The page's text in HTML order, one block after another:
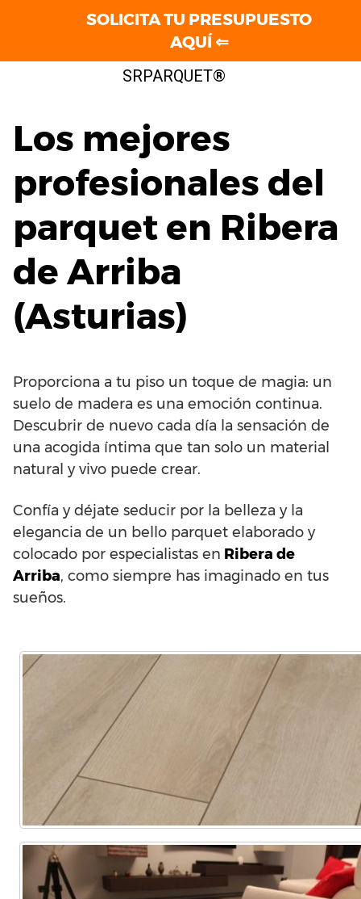
SRPARQUET®
Los mejores
profesionales del
parquet en Ribera
de Arriba
(Asturias)
Proporciona a tu piso un toque de magia: un
suelo de madera es una emoción continua.
Descubrir de nuevo cada día la sensación de
una acogida íntima que tan solo un material
natural y vivo puede crear.
Confía y déjate seducir por la belleza y la
elegancia de un bello parquet elaborado y
colocado por especialistas en Ribera de
Arriba, como siempre has imaginado en tus
sueños.
SOLICITA TU PRESUPUESTO
AQUÍ ⇐